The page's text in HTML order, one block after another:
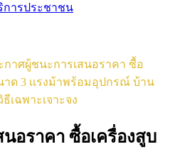
การประชาชน
กาศผู้ชนะการเสนอราคา ซื้อ
าด 3 เเรงม้าพร้อมอุปกรณ์ บ้าน
เฉพาะเจาะจง
อราคา ซื้อเครื่องสูบ